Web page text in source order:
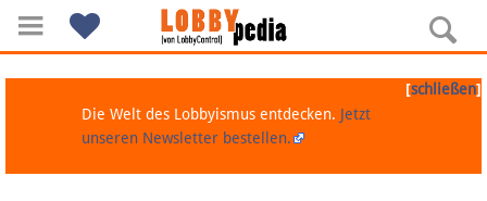
[schließen]
Die Welt des Lobbyismus entdecken. Jetzt
unseren Newsletter bestellen.